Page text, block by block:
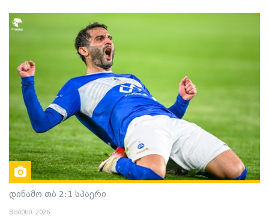
დინამო თბ 2:1 სპაერი
8 მაისი. 2026